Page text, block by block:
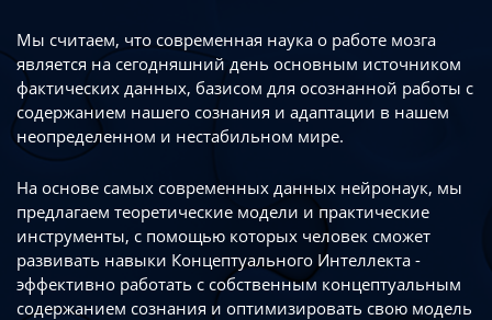
Мы считаем, что современная наука о работе мозга
является на сегодняшний день основным источником
фактических данных, базисом для осознанной работы с
содержанием нашего сознания и адаптации в нашем
неопределенном и нестабильном мире.
На основе самых современных данных нейронаук, мы
предлагаем теоретические модели и практические
инструменты, с помощью которых человек сможет
развивать навыки Концептуального Интеллекта -
эффективно работать с собственным концептуальным
содержанием сознания и оптимизировать свою модель